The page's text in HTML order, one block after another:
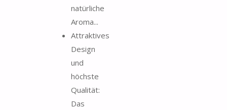
natürliche
Aroma...
Attraktives
Design
und
höchste
Qualität:
Das